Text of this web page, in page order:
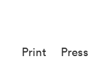
Print Press